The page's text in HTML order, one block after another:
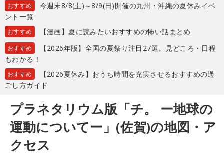
おすすめ
今週末8/8(土)～8/9(日)開催の九州・沖縄の夏休みイベ
ント一覧
おすすめ 【漫画】夏に読みたいおすすめの怖い話まとめ
おすすめ
【2026年版】全国の夏祭り注目27選。見どころ・日程
もわかる！
おすすめ
【2026夏休み】おうち時間を充実させるおすすめの過
ごし方ガイド
プラネタリウム版「チ。 ー地球の
運動についてー」(佐賀)の地図・ア
クセス